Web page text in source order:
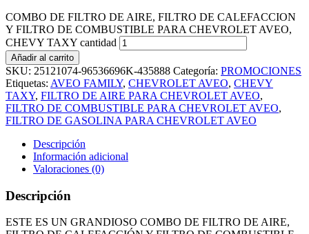
COMBO DE FILTRO DE AIRE, FILTRO DE CALEFACCION
Y FILTRO DE COMBUSTIBLE PARA CHEVROLET AVEO,
CHEVY TAXY cantidad
Añadir al carrito
SKU: 25121074-96536696K-435888 Categoría: PROMOCIONES
Etiquetas: AVEO FAMILY, CHEVROLET AVEO, CHEVY
TAXY, FILTRO DE AIRE PARA CHEVROLET AVEO,
FILTRO DE COMBUSTIBLE PARA CHEVROLET AVEO,
FILTRO DE GASOLINA PARA CHEVROLET AVEO
Descripción
Información adicional
Valoraciones (0)
Descripción
ESTE ES UN GRANDIOSO COMBO DE FILTRO DE AIRE,